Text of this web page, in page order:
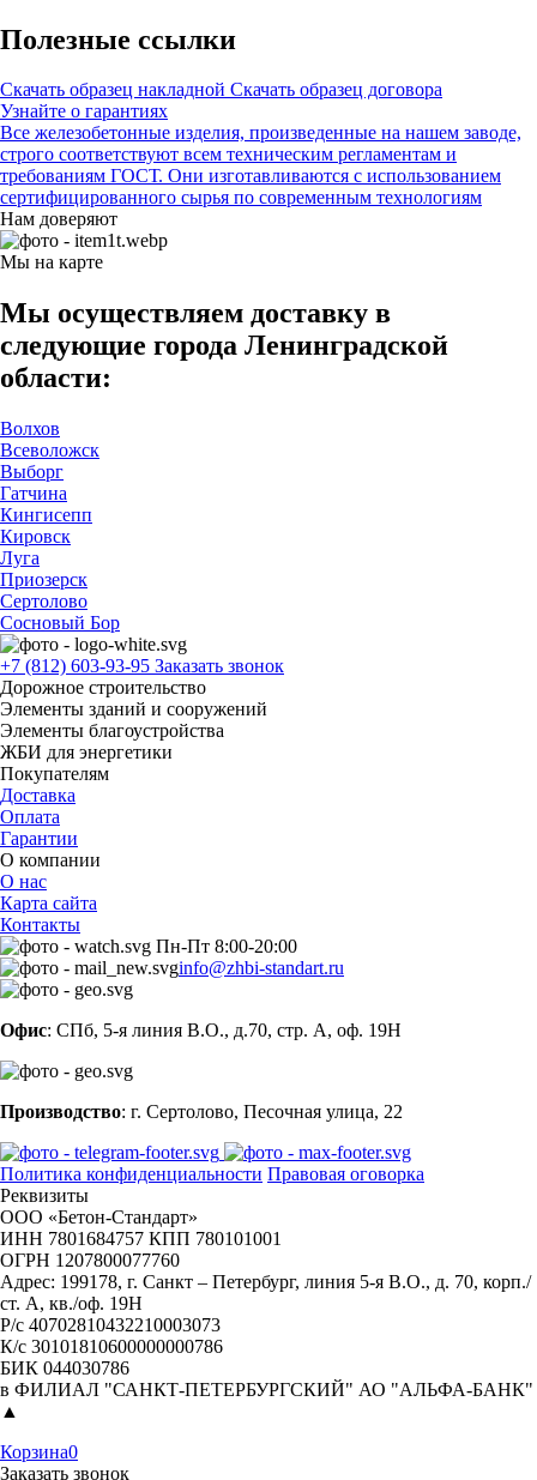
Полезные ссылки
Скачать образец накладной Скачать образец договора
Узнайте о гарантиях
Все железобетонные изделия, произведенные на нашем заводе,
строго соответствуют всем техническим регламентам и
требованиям ГОСТ. Они изготавливаются с использованием
сертифицированного сырья по современным технологиям
Нам доверяют
Мы на карте
Мы осуществляем доставку в
следующие города Ленинградской
области:
Волхов
Всеволожск
Выборг
Гатчина
Кингисепп
Кировск
Луга
Приозерск
Сертолово
Сосновый Бор
+7 (812) 603-93-95 Заказать звонок
Дорожное строительство
Элементы зданий и сооружений
Элементы благоустройства
ЖБИ для энергетики
Покупателям
Доставка
Оплата
Гарантии
О компании
О нас
Карта сайта
Контакты
Пн-Пт 8:00-20:00
info@zhbi-standart.ru
Офис: СПб, 5-я линия В.О., д.70, стр. А, оф. 19Н
Производство: г. Сертолово, Песочная улица, 22
Политика конфиденциальности Правовая оговорка
Реквизиты
ООО «Бетон-Стандарт»
ИНН 7801684757 КПП 780101001
ОГРН 1207800077760
Адрес: 199178, г. Санкт – Петербург, линия 5-я В.О., д. 70, корп./
ст. А, кв./оф. 19Н
Р/с 40702810432210003073
К/с 30101810600000000786
БИК 044030786
в ФИЛИАЛ "САНКТ-ПЕТЕРБУРГСКИЙ" АО "АЛЬФА-БАНК"
▲
Корзина0
Заказать звонок